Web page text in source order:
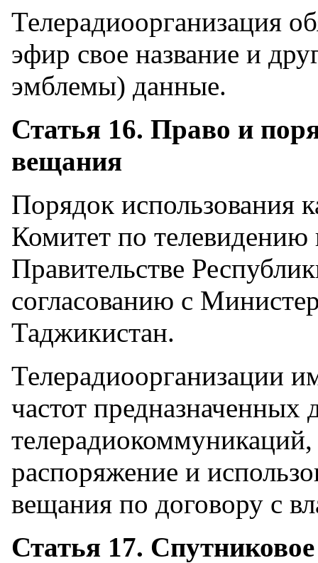
Телерадиоорганизация
эфир свое название и
эмблемы) данные.
Статья 16. Право и
вещания
Порядок использования
Комитет по
Правительстве
согласованию с
Таджикистан.
Телерадиоорганизации
частот предназначенных
распоряжение и
вещания по договору с
Статья 17.